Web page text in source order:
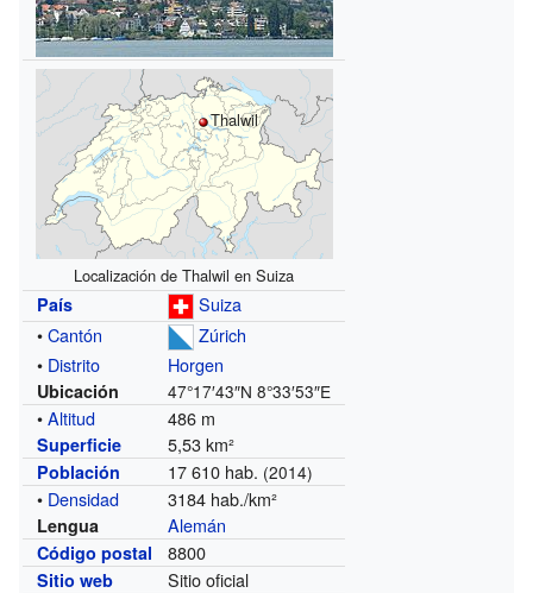
Thalwil
Localización de Thalwil en Suiza
País
Suiza
•Cantón
Zúrich
• Distrito Horgen
Ubicación 47°17′43″N 8°33′53″E
•Altitud 486 m
Superficie 5,53 km²
Población 17 610 hab. (2014)
• Densidad 3184 hab./km²
Lengua Alemán
Código postal 8800
Sitio web Sitio oficial